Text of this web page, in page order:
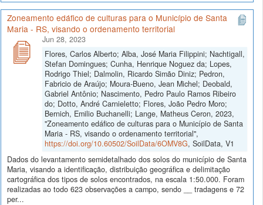
Zoneamento edáfico de culturas para o Município de Santa
Maria - RS, visando o ordenamento territorial
Jun 28, 2023
Flores, Carlos Alberto; Alba, José Maria Filippini; Nachtigall,
Stefan Domingues; Cunha, Henrique Noguez da; Lopes,
Rodrigo Thiel; Dalmolin, Ricardo Simão Diniz; Pedron,
Fabricio de Araújo; Moura-Bueno, Jean Michel; Deobald,
Gabriel Antônio; Nascimento, Pedro Paulo Ramos Ribeiro
do; Dotto, André Carnieletto; Flores, João Pedro Moro;
Bernich, Emilio Buchanelli; Lange, Matheus Ceron, 2023,
"Zoneamento edáfico de culturas para o Município de Santa
Maria - RS, visando o ordenamento territorial",
https://doi.org/10.60502/SoilData/6OMV8G, SoilData, V1
Dados do levantamento semidetalhado dos solos do município de Santa
Maria, visando a identificação, distribuição geográfica e delimitação
cartográfica dos tipos de solos encontrados, na escala 1:50.000. Foram
realizadas ao todo 623 observações a campo, sendo __ tradagens e 72
per...